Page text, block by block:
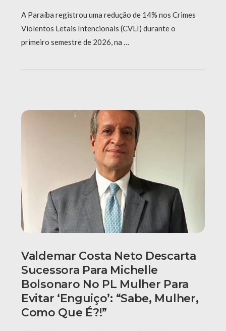
A Paraíba registrou uma redução de 14% nos Crimes
Violentos Letais Intencionais (CVLI) durante o
primeiro semestre de 2026, na …
Valdemar Costa Neto Descarta
Sucessora Para Michelle
Bolsonaro No PL Mulher Para
Evitar ‘enguiço’: “Sabe, Mulher,
Como Que É?!”